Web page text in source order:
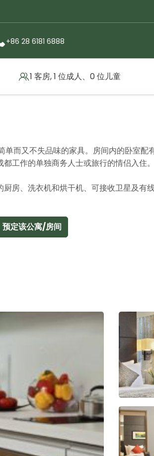
1 客房, 1 位成人、0 位儿童
+86 28 6181 6888
而又不失品味的家具。房间内的卧室配
工作的单独商务人士或旅行的情侣入住。
房、洗衣机和烘干机、可接收卫星及有
预定该公寓/房间